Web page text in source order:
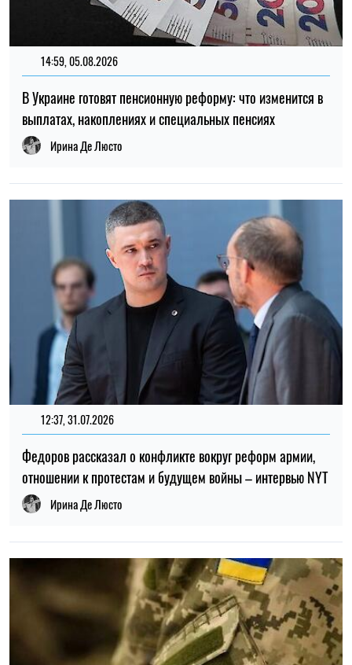
14:59, 05.08.2026
В Украине готовят пенсионную реформу: что изменится в
выплатах, накоплениях и специальных пенсиях
Ирина Де Люсто
12:37, 31.07.2026
Федоров рассказал о конфликте вокруг реформ армии,
отношении к протестам и будущем войны – интервью NYT
Ирина Де Люсто